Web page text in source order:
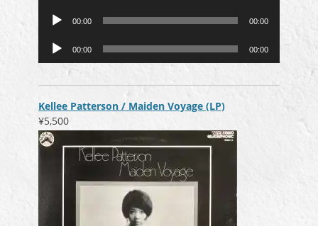
ヤ
ー
00:00 00:00
レ
ー
ヤ
ー
00:00 00:00
Kellee Patterson / Maiden Voyage (LP)
¥5,500